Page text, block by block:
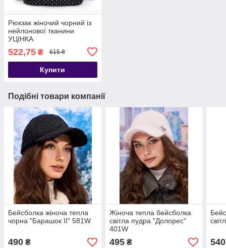
Рюкзак жіночий чорний із
нейлонової тканини
УЦІНКА
522,75 ₴ 615 ₴
Купити
Подібні товари компанії
Бейсболка жіноча тепла
чорна "Барашок II" 581W
490 ₴
Жіноча тепла бейсболка
світла пудра "Долорес"
401W
495₴ 540